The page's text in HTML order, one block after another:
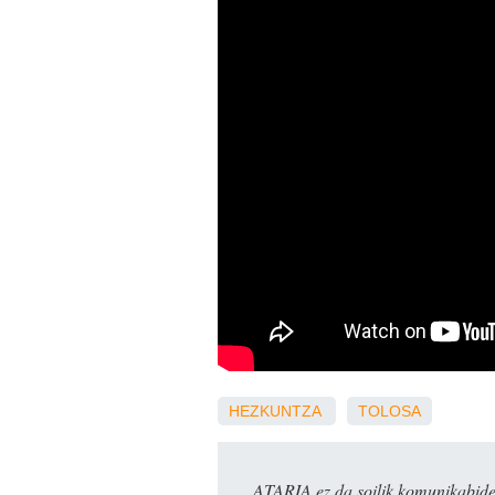
HEZKUNTZA TOLOSA
ATARIA ez da soilik